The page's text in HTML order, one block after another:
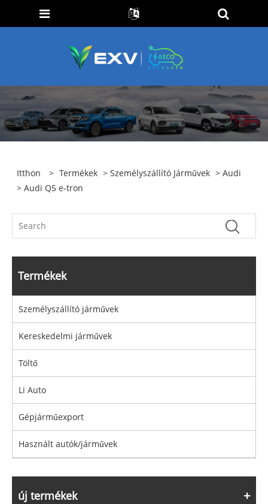
Itthon > Termékek >Személyszállító Járművek >Audi
> Audi Q5 e-tron
Termékek
Személyszállító járművek
Kereskedelmi járművek
Töltő
Li Auto
Gépjárműexport
Használt autók/járművek
új termékek